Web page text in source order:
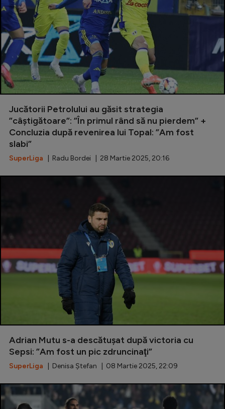
Jucătorii Petrolului au găsit strategia
”câștigătoare”: ”În primul rând să nu pierdem” +
Concluzia după revenirea lui Topal: ”Am fost
slabi”
SuperLiga | Radu Bordei | 28 Martie 2025, 20:16
Adrian Mutu s-a descătușat după victoria cu
Sepsi: ”Am fost un pic zdruncinaţi”
SuperLiga | Denisa Ștefan | 08 Martie 2025, 22:09